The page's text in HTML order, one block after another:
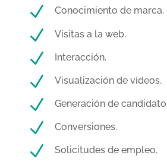
N Conocimiento de marca.
N Visitas a la web.
N Interacción.
N Visualización de vídeos.
N Generación de
N Conversiones.
N Solicitudes de empleo.